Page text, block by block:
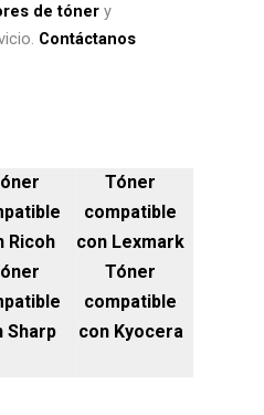
de tóner y
Contáctanos
Ricoh
Tóner
compatible
con Lexmark
Sharp
Tóner
compatible
con Kyocera